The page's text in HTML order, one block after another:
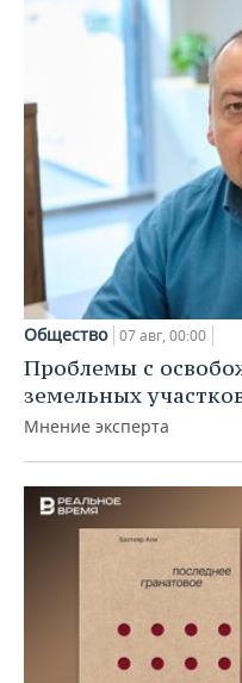
Общество 07 авг, 00:00
Проблемы с
земельных
Мнение эксперта